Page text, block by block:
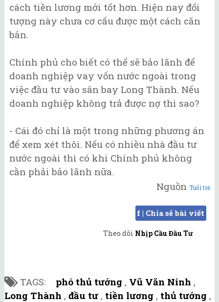
cách tiền lương mới tốt hơn. Hiện nay đối
tượng này chưa cơ cấu được một cách căn
bản.
Chính phủ cho biết có thể sẽ bảo lãnh để
doanh nghiệp vay vốn nước ngoài trong
việc đầu tư vào sân bay Long Thành. Nếu
doanh nghiệp không trả được nợ thì sao?
- Cái đó chỉ là một trong những phương án
để xem xét thôi. Nếu có nhiều nhà đầu tư
nước ngoài thì có khi Chính phủ không
cần phải bảo lãnh nữa.
Nguồn Tuổi trẻ
f | Chia sẻ bài viết
Theo dõi Nhịp Cầu Đầu Tư
TAGS: phó thủ tướng , Vũ Văn Ninh ,
Long Thành , đầu tư , tiền lương , thủ tướng ,